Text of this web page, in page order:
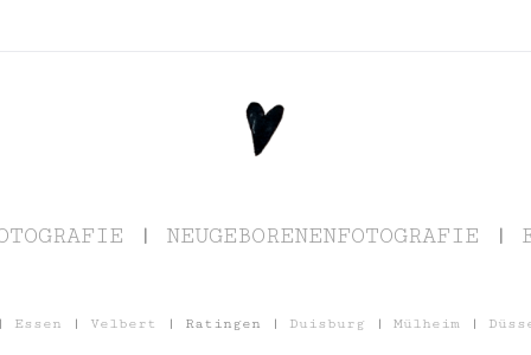
| NEUGEBORENENFOTOGRAFIE |
Essen | Velbert | Ratingen | Duisburg | Mülheim |